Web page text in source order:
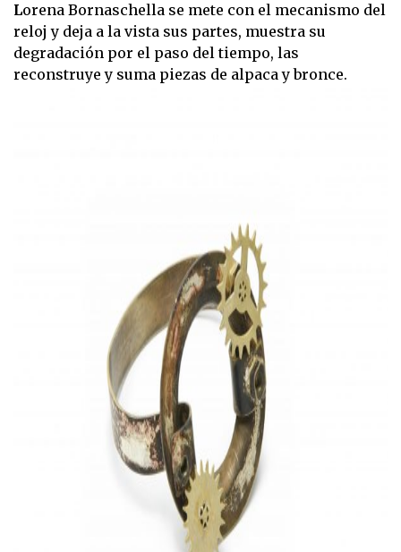
Lorena Bornaschella se mete con el mecanismo del
reloj y deja a la vista sus partes, muestra su
degradación por el paso del tiempo, las
reconstruye y suma piezas de alpaca y bronce.